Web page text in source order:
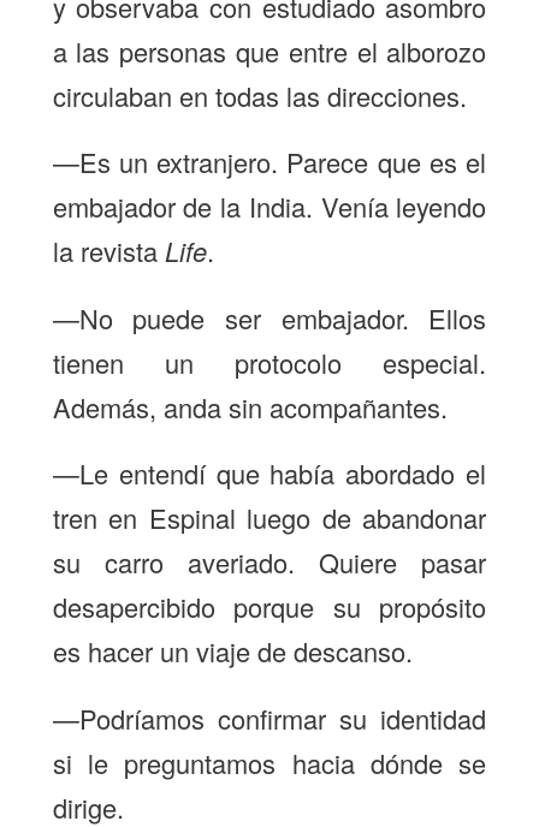
a las personas que entre el alborozo
circulaban en todas las direcciones.
—Es un extranjero. Parece que es el
embajador de la India. Venía leyendo
la revistaLife.
—No puede ser embajador. Ellos
tienen un protocolo especial.
Además, anda sin acompañantes.
—Le entendí que había abordado el
tren en Espinal luego de abandonar
su carro averiado. Quiere pasar
desapercibido porque su propósito
es hacer un viaje de descanso.
—Podríamos confirmar su identidad
si le preguntamos hacia dónde se
dirige.